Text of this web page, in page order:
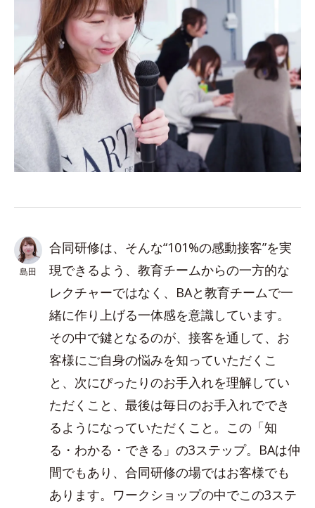
島田
合同研修は、そんな“101%の感動接客”を実
現できるよう、教育チームからの一方的な
レクチャーではなく、BAと教育チームで一
緒に作り上げる一体感を意識しています。
その中で鍵となるのが、接客を通して、お
客様にご自身の悩みを知っていただくこ
と、次にぴったりのお手入れを理解してい
ただくこと、最後は毎日のお手入れででき
るようになっていただくこと。この「知
る・わかる・できる」の3ステップ。BAは仲
間でもあり、合同研修の場ではお客様でも
あります。ワークショップの中でこの3ステ